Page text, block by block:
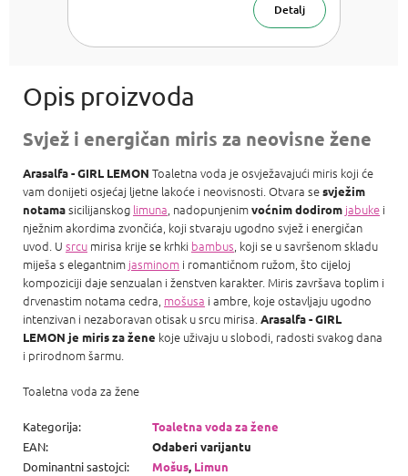
Detalj
Svjež i energičan miris za neovisne žene
Arasalfa - GIRL LEMON Toaletna voda je osvježavajući miris koji će
vam donijeti osjećaj ljetne lakoće i neovisnosti. Otvara sesvježim
notamasicilijanskog limuna, nadopunjenimvoćnim dodirom jabuke i
nježnim akordima zvončića, koji stvaraju ugodno svjež i energičan
uvod. U srcu mirisa krije se krhki bambus, koji se u savršenom skladu
miješa s elegantnim jasminom i romantičnom ružom, što cijeloj
kompoziciji daje senzualan i ženstven karakter. Miris završava toplim i
drvenastim notama cedra, mošusa i ambre, koje ostavljaju ugodno
intenzivan i nezaboravan otisak u srcu mirisa.Arasalfa - GIRL
LEMON je miris za žene koje uživaju u slobodi, radosti svakog dana
i prirodnom šarmu.
Toaletna voda za žene
Kategorija:
Toaletna voda za žene
EAN:
Odaberi varijantu
Dominantni sastojci: Mošus, Limun